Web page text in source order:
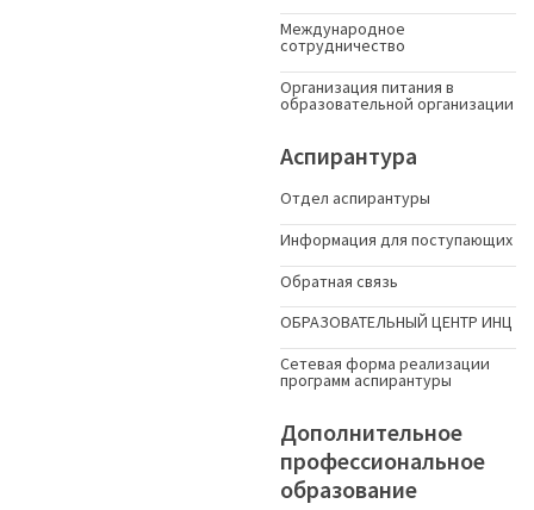
Международное
сотрудничество
Организация питания в
образовательной организации
Аспирантура
Отдел аспирантуры
Информация для поступающих
Обратная связь
ОБРАЗОВАТЕЛЬНЫЙ ЦЕНТР ИНЦ
Сетевая форма реализации
программ аспирантуры
Дополнительное
профессиональное
образование